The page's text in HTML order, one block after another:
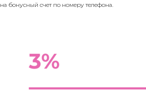
на бонусный счет по номеру телефона.